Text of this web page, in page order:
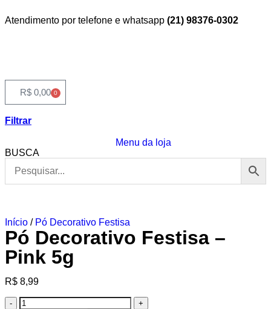
Atendimento por telefone e whatsapp (21) 98376-0302
R$ 0,00 0
Filtrar
Menu da loja
BUSCA
Início / Pó Decorativo Festisa
Pó Decorativo Festisa –
Pink 5g
R$ 8,99